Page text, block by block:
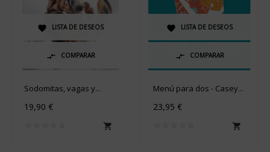
 LISTA DE DESEOS
 COMPARAR
Sodomitas, vagas y...
19,90 €

 LISTA DE DESEOS
 COMPARAR
Menú para dos - Casey...
23,95 €
